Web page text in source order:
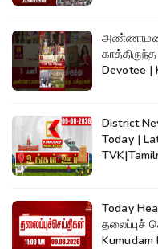
Devotee |
District
Today |
Today
தலைப்புச்
Kumudam